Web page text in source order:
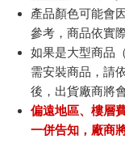
產品顏色可能會
參考，商品依實
如果是大型商品
需安裝商品，請
後，出貨廠商將
偏遠地區、樓層
一併告知，廠商